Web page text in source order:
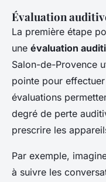
Évaluation
La première étape
une évaluation
Salon-de-Provence
pointe pour
évaluations
degré de perte
prescrire les
Par exemple,
à suivre les